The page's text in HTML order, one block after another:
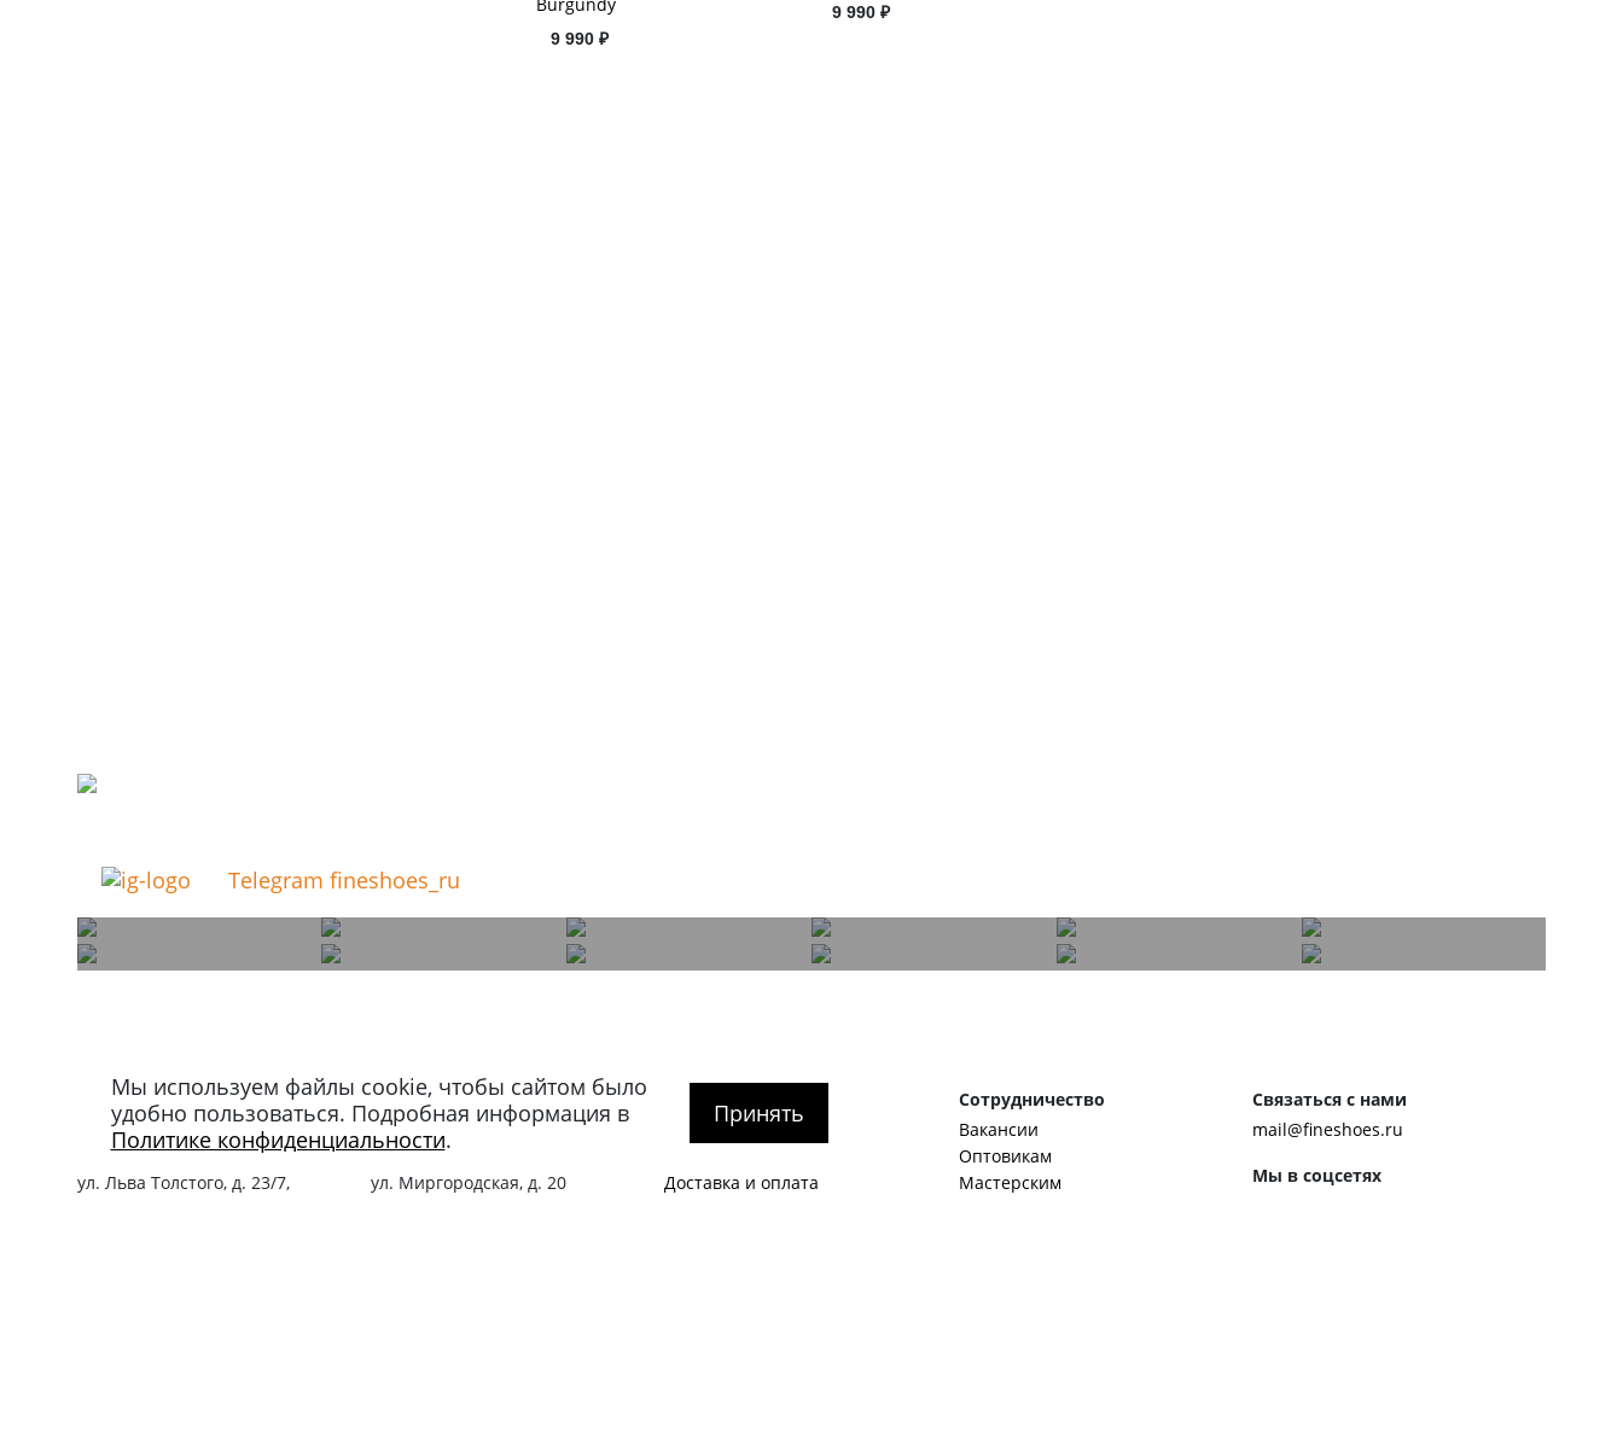
9 990 ₽
9 990 ₽
Telegram fineshoes_ru
Магазин в Москве
+7 495 66-2-9876
119021,г. Москва,
ул. Льва Толстого, д. 23/7,
Магазин в Петербурге
+7 812 40-727-60
191024,г. Санкт-Петербург
ул. Миргородская, д. 20
О компании
Доставка и оплата
Сотрудничество
Вакансии
Оптовикам
Мастерским
Связаться с нами
mail@fineshoes.ru
Мы в соцсетях
Мы используем файлы cookie, чтобы сайтом было
удобно пользоваться. Подробная информация в
Политике конфиденциальности.
Принять